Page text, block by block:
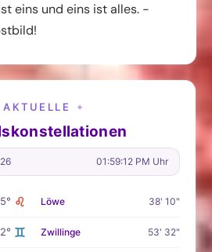
eins und eins ist alles. -
AKTUELLE ✦
01:59:13 PM Uhr
♌ Löwe 38' 10"
♊ Zwillinge 53' 32"